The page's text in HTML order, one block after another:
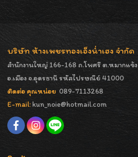
บริษัท ห้างเพชรทองเอ็งน่ำเฮง จำกัด
สำนักงานใหญ่ 166-168 ถ.โพศรี ต.หมากแข้ง
อ.เมือง จ.อุดรธานี รหัสไปรษณีย์ 41000
ติดต่อ คุณหน่อย 089-7113268
E-mail: kun_noie@hotmail.com